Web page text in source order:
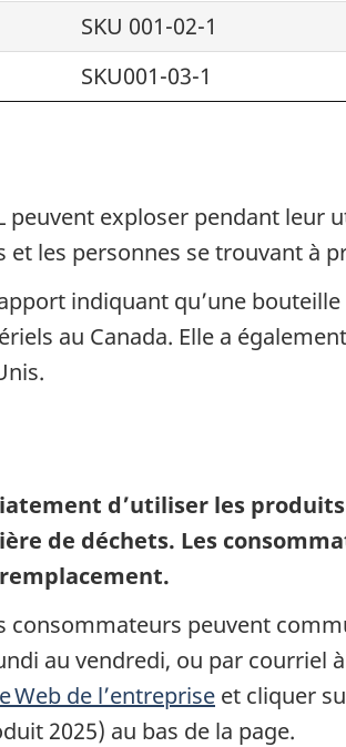
SKU 001-02-1
SKU001-03-1
exploser pendant leur
les personnes se trouvant à
indiquant qu’une
au Canada. Elle a
d’utiliser les
de déchets. Les
peuvent
au vendredi, ou par courriel à
Web de l’entreprise et cliquer
2025) au bas de la page.